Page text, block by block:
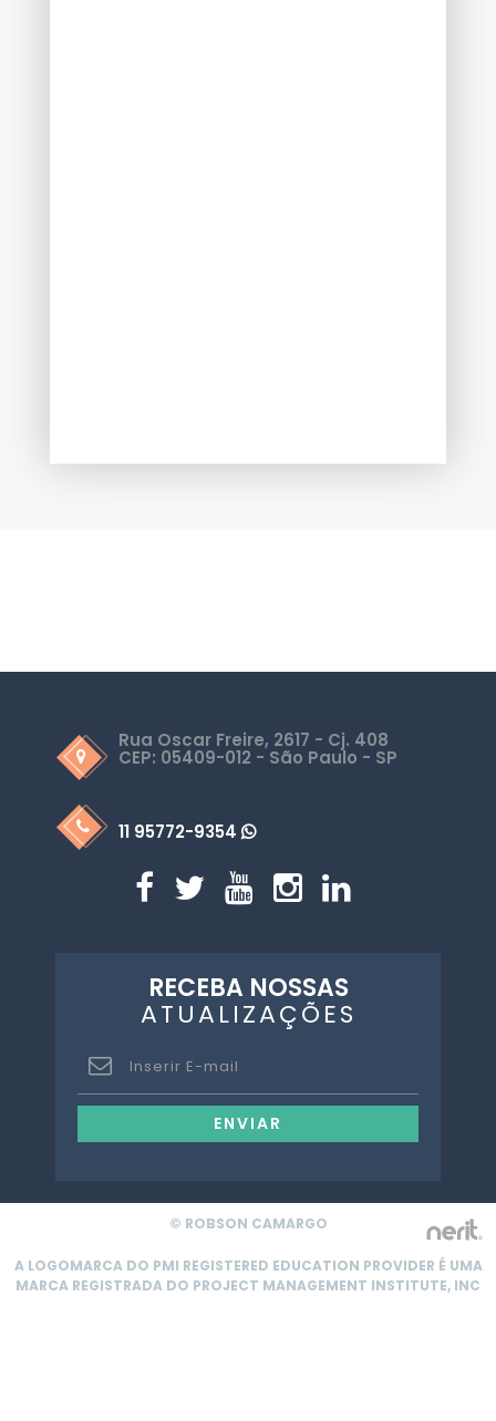
Rua Oscar Freire, 2617 - Cj. 408
CEP: 05409-012 - São Paulo - SP
11 95772-9354
RECEBA NOSSAS
ATUALIZAÇÕES
ENVIAR
© ROBSON CAMARGO
A LOGOMARCA DO PMI REGISTERED EDUCATION PROVIDER É UMA
MARCA REGISTRADA DO PROJECT MANAGEMENT INSTITUTE, INC